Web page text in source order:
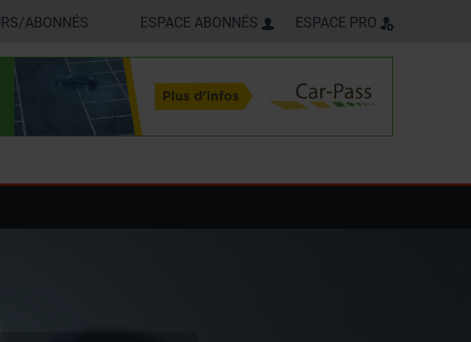
ABONNÉS ESPACE ABONNÉS ESPACE PRO